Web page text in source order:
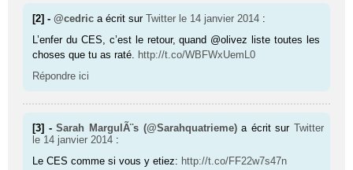
[2] -@cedric a écrit surTwitter le 14 janvier 2014 :
L’enfer du CES, c’est le retour, quand @olivez liste toutes les
choses que tu as raté.
http://t.co/WBFWxUemL0
Répondre ici
[3] -Sarah MargulÃ¨s (@Sarahquatrieme) a écrit sur Twitter
le 14 janvier 2014 :
Le CES comme si vous y etiez: http://t.co/FF22w7s47n